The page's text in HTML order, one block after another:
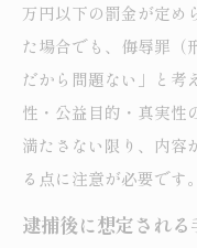
万円以下の罰金が定め
た場合でも、侮辱罪（
だから問題ない」と考
性・公益目的・真実性
満たさない限り、内容
る点に注意が必要です。
逮捕後に想定され